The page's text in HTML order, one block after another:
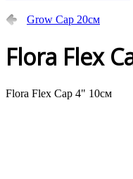
Grow Cap 20см
Flora Flex
Flora Flex Cap 4" 10см